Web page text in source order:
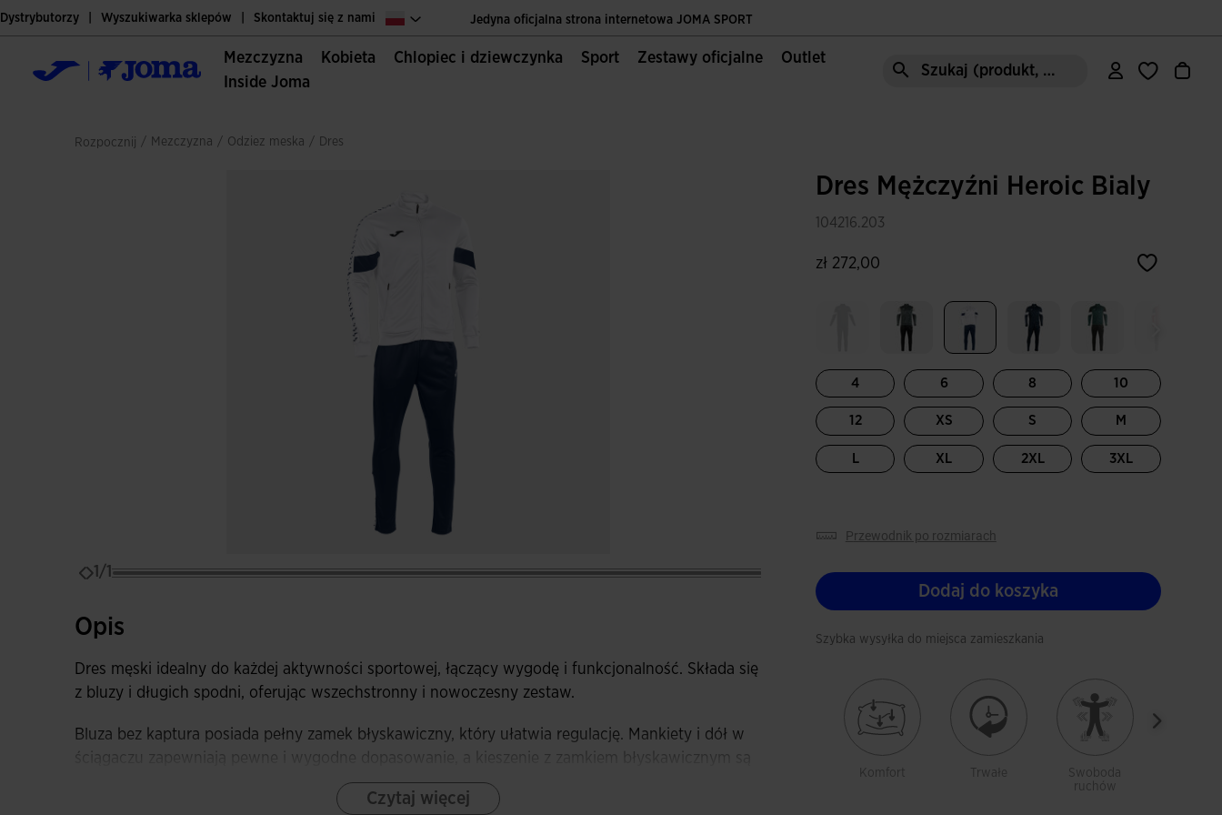
Jedyna oficjalna strona internetowa JOMA SPORT
Szybka dostawa do domu
Dystrybutorzy Wyszukiwarka sklepów Skontaktuj się z nami
Mezczyzna Kobieta Chlopiec i dziewczynka Sport Zestawy oficjalne
Outlet
Inside Joma
Szukaj (produkt, styl, obszar, ect.)
Rozpocznij / mezczyzna / odziez meska / dres
1/1
Opis
Dres męski idealny do każdej aktywności sportowej, łączący wygodę i funkcjonalność. Składa się
z bluzy i długich spodni, oferując wszechstronny i nowoczesny zestaw.
Bluza bez kaptura posiada pełny zamek błyskawiczny, który ułatwia regulację. Mankiety i dół w
ściągaczu zapewniają pewne i wygodne dopasowanie, a kieszenie z zamkiem błyskawicznym są
idealne do bezpiecznego przechowywania przedmiotów. Odzież wyróżnia się naszywaną na
rękawach tasiemką z logo Joma, która nadaje jej wyrafinowany i elegancki wygląd.
Czytaj więcej
Dres Mężczyźni Heroic Bialy
104216.203
zł 272,00
4 6 8 10
12 XS S M
L XL 2XL 3XL
przewodnik po rozmiarach
Dodaj do koszyka
Szybka wysyłka do miejsca zamieszkania
Komfort Trwałe
Swoboda
ruchów